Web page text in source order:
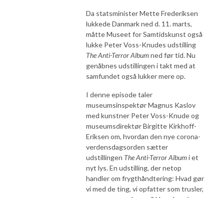
Da statsminister Mette Frederiksen
lukkede Danmark ned d. 11. marts,
måtte Museet for Samtidskunst også
lukke Peter Voss-Knudes udstilling
The Anti-Terror Albumned før tid. Nu
genåbnes udstillingen i takt med at
samfundet også lukker mere op.
I denne episode taler
museumsinspektør Magnus Kaslov
med kunstner Peter Voss-Knude og
museumsdirektør Birgitte Kirkhoff-
Eriksen om, hvordan den nye corona-
verdensdagsorden sætter
udstillingen The Anti-Terror Albumi et
nyt lys. En udstilling, der netop
handler om frygthåndtering: Hvad gør
vi med de ting, vi opfatter som trusler,